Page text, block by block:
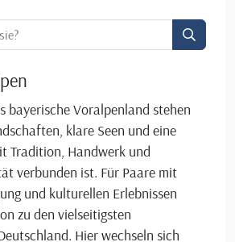
bayerische Voralpenland stehen
klare Seen und eine
Tradition, Handwerk und
verbunden ist. Für Paare mit
und kulturellen Erlebnissen
zu den vielseitigsten
Hier wechseln sich